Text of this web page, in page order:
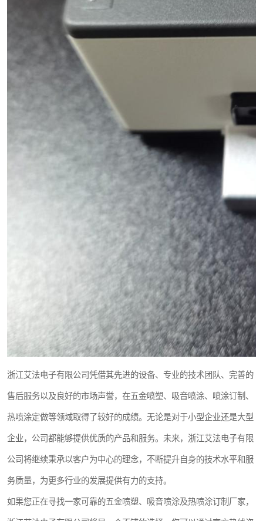
浙江艾法电子有限公司凭借其先进的设备、专业的技术团队、完善的
售后服务以及良好的市场声誉，在五金喷塑、吸音喷涂、喷涂订制、
热喷涂定做等领域取得了较好的成绩。无论是对于小型企业还是大型
企业，公司都能够提供优质的产品和服务。未来，浙江艾法电子有限
公司将继续秉承以客户为中心的理念，不断提升自身的技术水平和服
务质量，为更多行业的发展提供有力的支持。
如果您正在寻找一家可靠的五金喷塑、吸音喷涂及热喷涂订制厂家，